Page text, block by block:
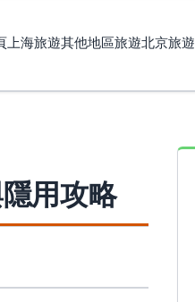
上海旅遊其他地區旅遊北京旅遊
用攻略